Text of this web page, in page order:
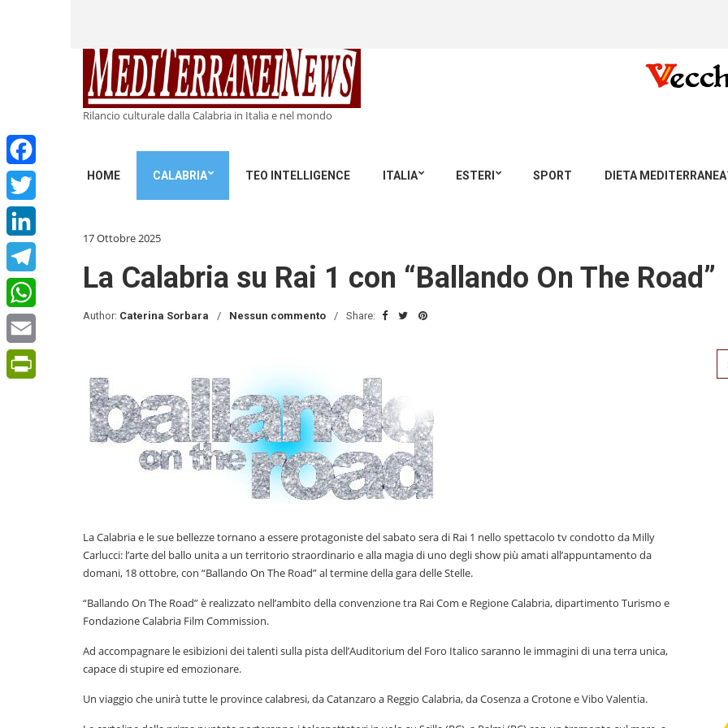
Rilancio culturale dalla Calabria in Italia e nel mondo
HOME CALABRIA TEO INTELLIGENCE ITALIA ESTERI SPORT DIETA MEDITERRANEA
Facebook
Twitter
LinkedIn
Telegram
WhatsApp
Email
17 Ottobre 2025
La Calabria su Rai 1 con “Ballando On The Road”
Author: Caterina Sorbara Nessun commento Share:
La Calabria e le sue bellezze tornano a essere protagoniste del sabato sera di Rai 1 nello spettacolo tv condotto da Milly
Carlucci: l’arte del ballo unita a un territorio straordinario e alla magia di uno degli show più amati all’appuntamento da
domani, 18 ottobre, con “Ballando On The Road” al termine della gara delle Stelle.
“Ballando On The Road” è realizzato nell’ambito della convenzione tra Rai Com e Regione Calabria, dipartimento Turismo e
Fondazione Calabria Film Commission.
Ad accompagnare le esibizioni dei talenti sulla pista dell’Auditorium del Foro Italico saranno le immagini di una terra unica,
capace di stupire ed emozionare.
Un viaggio che unirà tutte le province calabresi, da Catanzaro a Reggio Calabria, da Cosenza a Crotone e Vibo Valentia.